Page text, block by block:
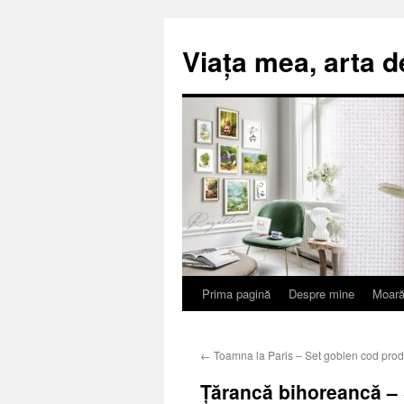
Viața mea, arta
Sari
conținut
Prima pagină Despre mine
← Toamna la Paris – Set goblen cod
Țărancă bihoreancă